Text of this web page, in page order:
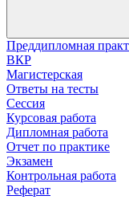
Преддипломная
ВКР
Магистерская
Ответы на тесты
Сессия
Курсовая работа
Дипломная работа
Отчет по практике
Экзамен
Контрольная работа
Реферат